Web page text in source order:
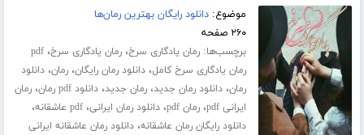
موضوع:دانلود رایگان بهترین رمان‌ها
۲۶۰ صفحه
برچسب‌ها:رمان یادگاری سرخ،رمان یادگاری سرخ،pdf
رمان یادگاری سرخ کامل،دانلود رمان رایگان،رمان،دانلود
رمان،دانلود رمان جدید،رمان جدید،دانلود pdf رمان ،رمان
ایرانی pdf
،رمان pdf ،دانلود رمان ایرانی،pdf عاشقانه ،
دانلود رایگان رمان عاشقانه،دانلود رمان عاشقانه ایرانی